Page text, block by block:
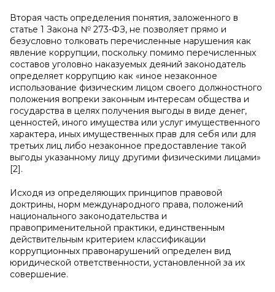
Вторая часть определения понятия, заложенного в
статье 1 Закона № 273-ФЗ, не позволяет прямо и
безусловно толковать перечисленные нарушения как
явление коррупции, поскольку помимо перечисленных
составов уголовно наказуемых деяний законодатель
определяет коррупцию как «иное незаконное
использование физическим лицом своего должностного
положения вопреки законным интересам общества и
государства в целях получения выгоды в виде денег,
ценностей, иного имущества или услуг имущественного
характера, иных имущественных прав для себя или для
третьих лиц либо незаконное предоставление такой
выгоды указанному лицу другими физическими лицами»
[2].
Исходя из определяющих принципов правовой
доктрины, норм международного права, положений
национального законодательства и
правоприменительной практики, единственным
действительным критерием классификации
коррупционных правонарушений определен вид
юридической ответственности, установленной за их
совершение.